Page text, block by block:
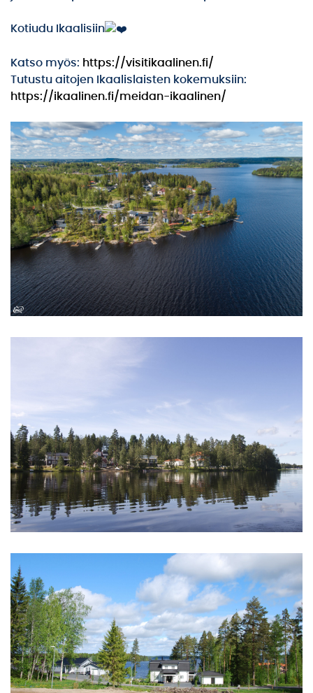
Kotiudu Ikaalisiin
Katso myös: https://visitikaalinen.fi/
Tutustu aitojen Ikaalislaisten kokemuksiin:
https://ikaalinen.fi/meidan-ikaalinen/